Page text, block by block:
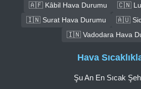
🇦🇫 Kâbil Hava Durumu
🇨🇳
🇮🇳 Surat Hava Durumu
🇦🇺
🇮🇳 Vadodara Hava
Hava
Şu An En Sıcak